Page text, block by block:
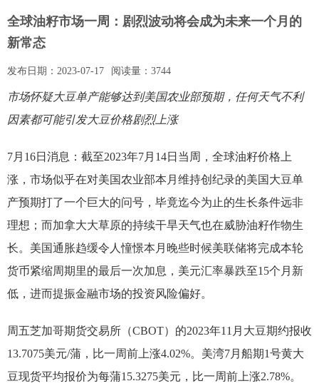
全球油籽市场一周：剧烈波动将会成为未来一个月的
新常态
发布日期： 2023-07-17 阅读量： 3744
市场怀疑大豆单产能够达到美国农业部预期，任何天气不利
因素都可能引发大豆价格剧烈上涨
7月16日消息：截至2023年7月14日当周，全球油籽价格上
涨，市场似乎在对美国农业部本月维持创纪录的美国大豆单
产预期打了一个巨大的问号，毕竟迄今为止的生长条件远非
理想；而加拿大大草原的持续干旱天气也在威胁油籽作物生
长。美国通胀趋缓令人憧憬本月晚些时候美联储将完成本轮
货币紧缩周期里的最后一次加息，美元汇率暴跌至15个月新
低，进而提振金融市场的投资风险偏好。
周五芝加哥期货交易所（CBOT）的2023年11月大豆期约报收
13.7075美元/蒲，比一周前上涨4.02%。美湾7月船期1号黄大
豆现货平均报价为每蒲15.3275美元，比一周前上涨2.78%。